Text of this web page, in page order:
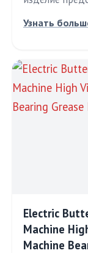
Узнать
Electric
Machine
Machine